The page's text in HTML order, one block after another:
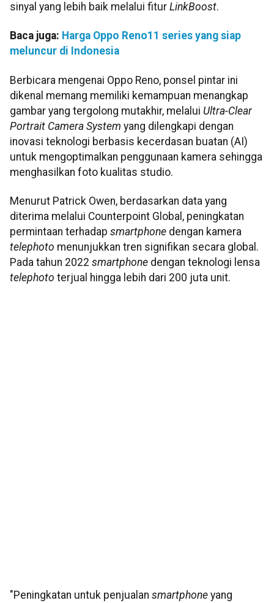
sinyal yang lebih baik melalui fitur LinkBoost.
Baca juga: Harga Oppo Reno11 series yang siap
meluncur di Indonesia
Berbicara mengenai Oppo Reno, ponsel pintar ini
dikenal memang memiliki kemampuan menangkap
gambar yang tergolong mutakhir, melalui Ultra-Clear
Portrait Camera System yang dilengkapi dengan
inovasi teknologi berbasis kecerdasan buatan (AI)
untuk mengoptimalkan penggunaan kamera sehingga
menghasilkan foto kualitas studio.
Menurut Patrick Owen, berdasarkan data yang
diterima melalui Counterpoint Global, peningkatan
permintaan terhadap smartphone dengan kamera
telephoto menunjukkan tren signifikan secara global.
Pada tahun 2022 smartphone dengan teknologi lensa
telephoto terjual hingga lebih dari 200 juta unit.
"Peningkatan untuk penjualan smartphone yang